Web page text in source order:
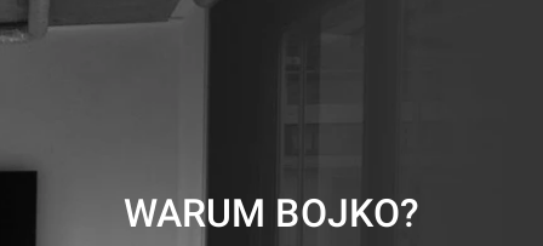
WARUM BOJKO?